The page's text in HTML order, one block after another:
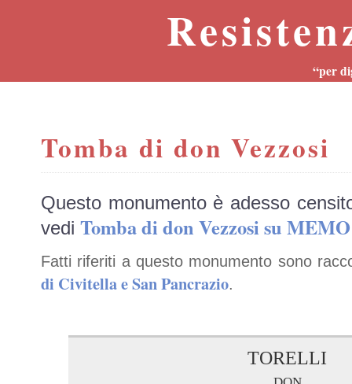
“per
Tomba di don Vezzosi
Questo monumento è adesso
vedi Tomba di don Vezzosi su MEMO
Fatti riferiti a questo monumento sono
di Civitella e San Pancrazio.
TORELLI
don